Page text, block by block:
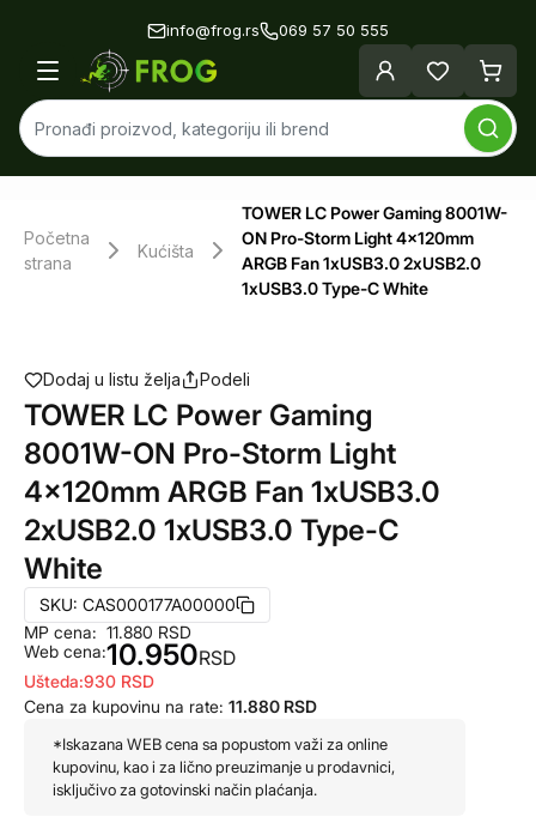
info@frog.rs 069 57 50 555
Početna
strana
Kućišta
TOWER LC Power Gaming 8001W-
ON Pro-Storm Light 4x120mm
ARGB Fan 1xUSB3.0 2xUSB2.0
1xUSB3.0 Type-C White
Dodaj u listu želja Podeli
TOWER LC Power Gaming
8001W-ON Pro-Storm Light
4x120mm ARGB Fan 1xUSB3.0
2xUSB2.0 1xUSB3.0 Type-C
White
SKU: CAS000177A00000
MP cena:
Web cena:
11.880 RSD
10.950RSD
Ušteda:930 RSD
Cena za kupovinu na rate: 11.880 RSD
*Iskazana WEB cena sa popustom važi za online
kupovinu, kao i za lično preuzimanje u prodavnici,
isključivo za gotovinski način plaćanja.